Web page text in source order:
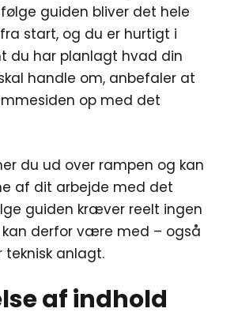
guiden bliver det hele
start, og du er hurtigt i
du har planlagt hvad din
handle om, anbefaler at
op med det
du ud over rampen og kan
af dit arbejde med det
guiden kræver reelt ingen
kan derfor være med – også
teknisk anlagt.
af indhold